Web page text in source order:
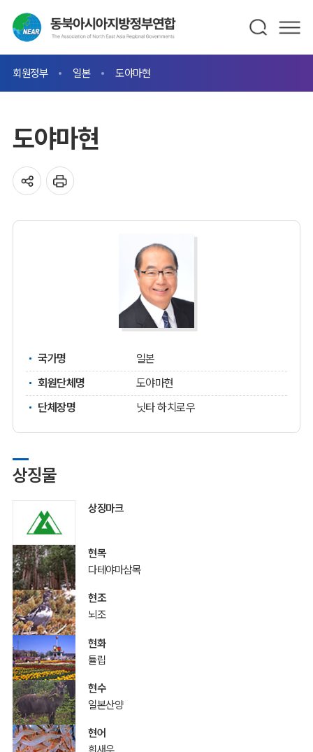
회원정부 일본 도야마현
도야마현
국가명
일본
회원단체명
도야마현
단체장명
닛타 하치로우
상징물
상징마크
현목
다테야마삼목
현조
뇌조
현화
튤립
현수
일본산양
현어